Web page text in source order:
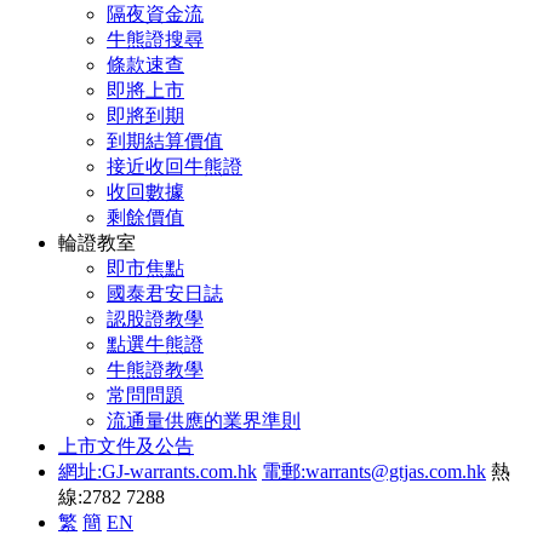
隔夜資金流
牛熊證搜尋
條款速查
即將上市
即將到期
到期結算價值
接近收回牛熊證
收回數據
剩餘價值
輪證教室
即市焦點
國泰君安日誌
認股證教學
點選牛熊證
牛熊證教學
常問問題
流通量供應的業界準則
上市文件及公告
網址:GJ-warrants.com.hk 電郵:warrants@gtjas.com.hk 熱
線:2782 7288
繁 簡 EN